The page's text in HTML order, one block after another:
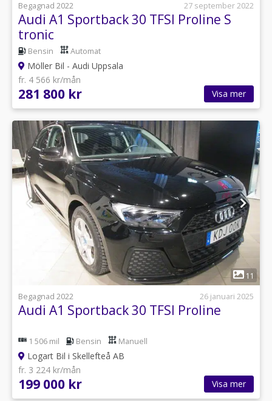
Begagnad 2022
27 september 2022
Audi A1 Sportback 30 TFSI Proline S
tronic
Bensin Automat
Möller Bil - Audi Uppsala
fr. 4 566 kr/mån
281 800 kr Visa mer
1
11
Begagnad 2022
26 januari 2025
Audi A1 Sportback 30 TFSI Proline
1 506 mil Bensin Manuell
Logart Bil i Skellefteå AB
fr. 3 224 kr/mån
199 000 kr Visa mer